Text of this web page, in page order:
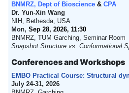
BNMRZ, Dept of Bioscience&CPA
Dr. Yun-Xin Wang
NIH, Bethesda, USA
Mon,Sep 28, 2026, 11:30
BNMRZ, TUM Garching, Seminar Room
Snapshot Structure vs. Conformational
Conferences and Workshops
EMBO Practical Course: Structural
July 24-31, 2026